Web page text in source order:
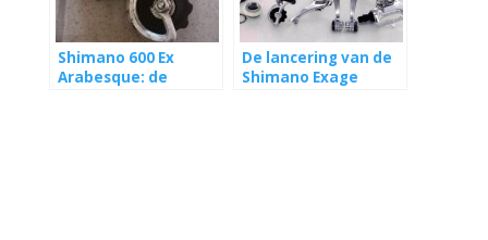
Shimano 600 Ex
Arabesque: de
De lancering van de
Shimano Exage